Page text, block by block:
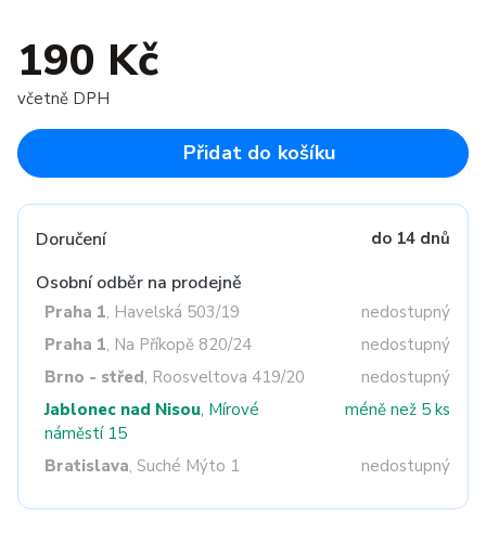
190 Kč
včetně DPH
Přidat do košíku
Doručení do 14 dnů
Osobní odběr na prodejně
Praha 1, Havelská 503/19
nedostupný
Praha 1, Na Příkopě 820/24
nedostupný
Brno - střed, Roosveltova 419/20
nedostupný
Jablonec nad Nisou, Mírové
náměstí 15
méně než 5 ks
Bratislava, Suché Mýto 1 nedostupný